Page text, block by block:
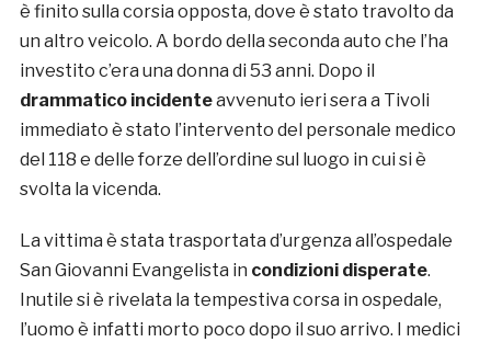
è finito sulla corsia opposta, dove è stato travolto da
un altro veicolo. A bordo della seconda auto che l’ha
investito c’era una donna di 53 anni. Dopo il
d rammatico incidenteavvenuto ieri sera a Tivoli
immediato è stato l’intervento del personale medico
del 118 e delle forze dell’ordine sul luogo in cui si è
svolta la vicenda.
La vittima è stata trasportata d’urgenza all’ospedale
San Giovanni Evangelista in condizioni disperate.
Inutile si è rivelata la tempestiva corsa in ospedale,
l’uomo è infatti morto poco dopo il suo arrivo. I medici